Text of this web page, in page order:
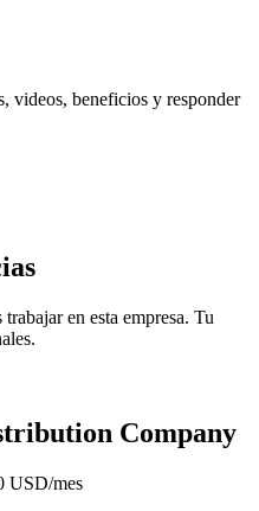
videos, beneficios y responder
en esta empresa. Tu
Company
USD/mes